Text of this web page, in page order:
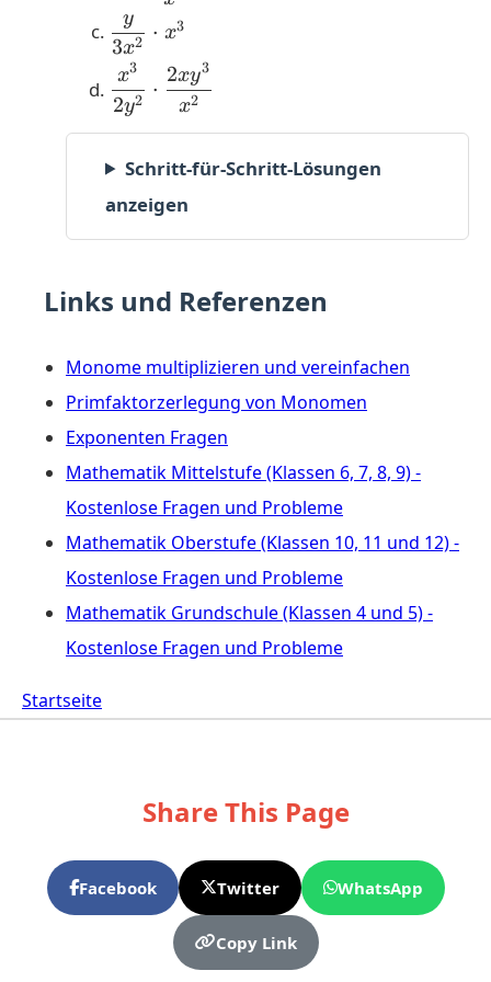
{x^2}
\dfrac{y}
{3x^2}
\cdot x^3
3x2
y
⋅ x3
\dfrac{x^3}
{2y^2} \cdot
\dfrac{2xy^3}
2y2
x3
⋅
x2
2xy3
Schritt-für-Schritt-Lösungen
anzeigen
Links und Referenzen
Monome multiplizieren und vereinfachen
Primfaktorzerlegung von Monomen
Exponenten Fragen
Mathematik Mittelstufe (Klassen 6, 7, 8, 9) -
Kostenlose Fragen und Probleme
Mathematik Oberstufe (Klassen 10, 11 und 12) -
Kostenlose Fragen und Probleme
Mathematik Grundschule (Klassen 4 und 5) -
Kostenlose Fragen und Probleme
Startseite
Share This Page
Facebook Twitter WhatsApp
Copy Link